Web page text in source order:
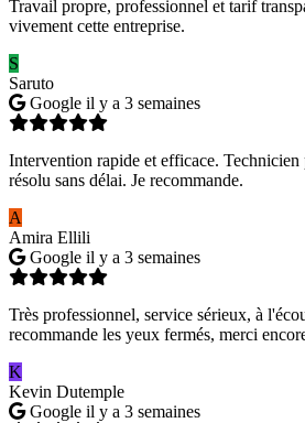
Travail propre, professionnel et tarif
vivement cette entreprise.
S
Saruto
Google il y a 3 semaines
Intervention rapide et efficace.
résolu sans délai. Je recommande.
A
Amira Ellili
Google il y a 3 semaines
Très professionnel, service sérieux, à
recommande les yeux fermés, merci
K
Kevin Dutemple
Google il y a 3 semaines